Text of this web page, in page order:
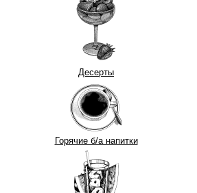
Десерты
Горячие б/а напитки